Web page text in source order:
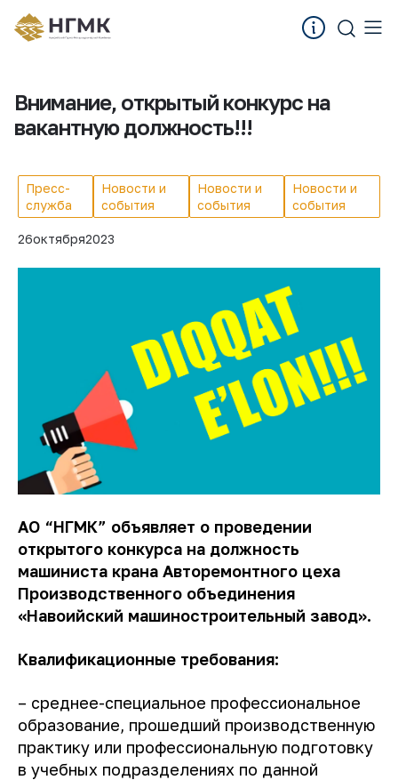
Внимание, открытый конкурс на
вакантную должность!!!
Пресс-
служба
Новости и
события
Новости и
события
Новости и
события
26октября2023
АО “НГМК” объявляет о проведении
открытого конкурса на должность
машиниста крана Авторемонтного цеха
Производственного объединения
«Навоийский машиностроительный завод».
Квалификационные требования:
– среднее-специальное профессиональное
образование, прошедший производственную
практику или профессиональную подготовку
в учебных подразделениях по данной